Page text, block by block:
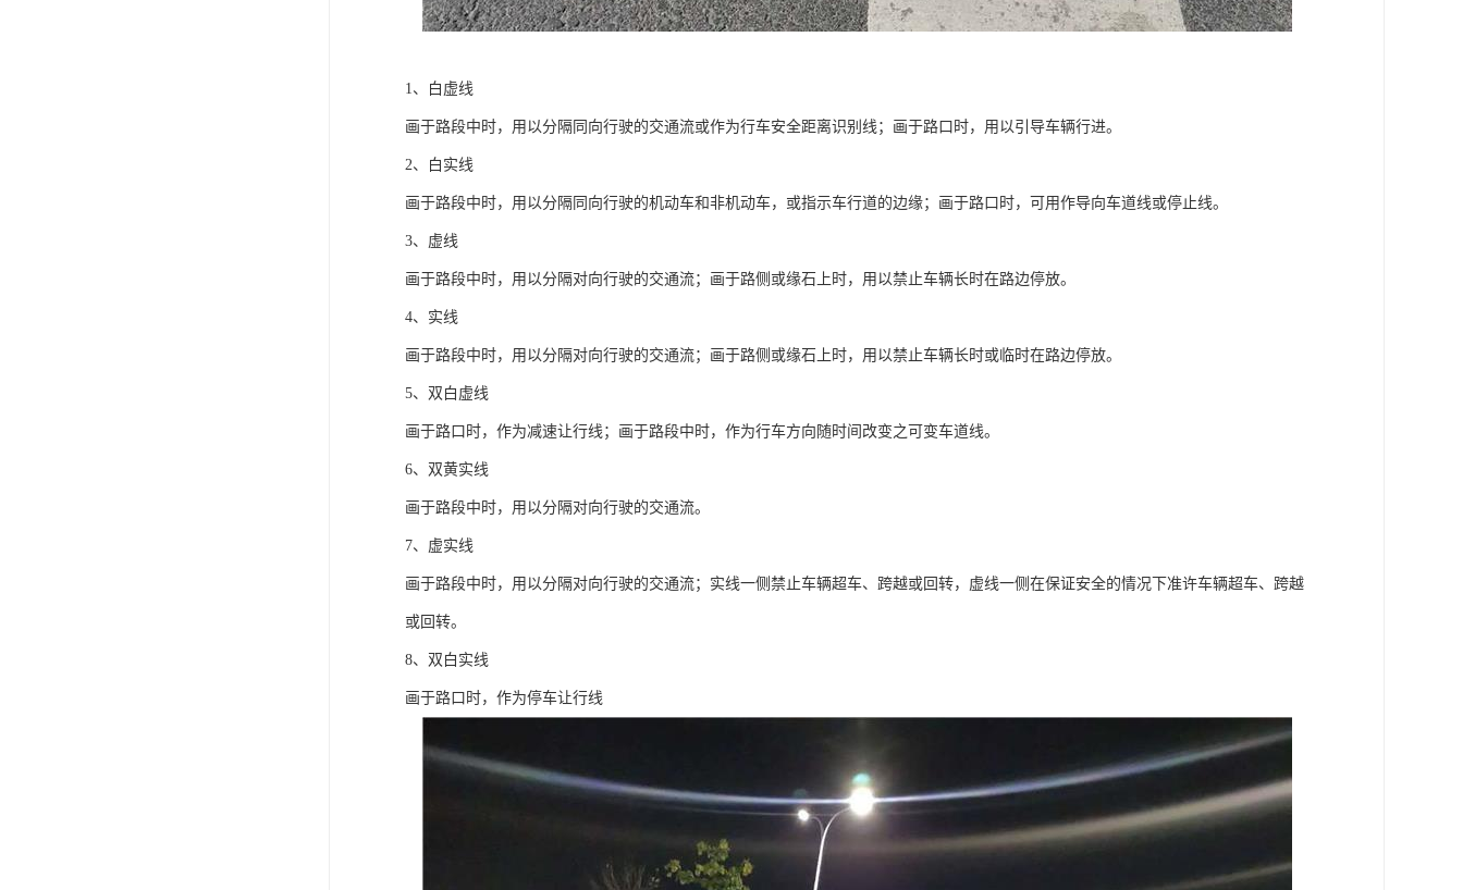
1、白虚线
画于路段中时，用以分隔同向行驶的交通流或作为行车安全距离识别线；画于路口时，用以引导车辆行进。
2、白实线
画于路段中时，用以分隔同向行驶的机动车和非机动车，或指示车行道的边缘；画于路口时，可用作导向车道线或停止线。
3、虚线
画于路段中时，用以分隔对向行驶的交通流；画于路侧或缘石上时，用以禁止车辆长时在路边停放。
4、实线
画于路段中时，用以分隔对向行驶的交通流；画于路侧或缘石上时，用以禁止车辆长时或临时在路边停放。
5、双白虚线
画于路口时，作为减速让行线；画于路段中时，作为行车方向随时间改变之可变车道线。
6、双黄实线
画于路段中时，用以分隔对向行驶的交通流。
7、虚实线
画于路段中时，用以分隔对向行驶的交通流；实线一侧禁止车辆超车、跨越或回转，虚线一侧在保证安全的情况下准许车辆超车、跨越
或回转。
8、双白实线
画于路口时，作为停车让行线